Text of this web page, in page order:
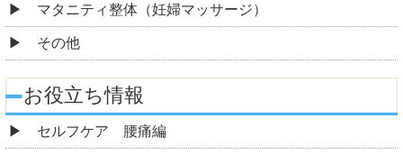
マタニティ整体（妊婦マッサージ）
その他
お役立ち情報
セルフケア 腰痛編